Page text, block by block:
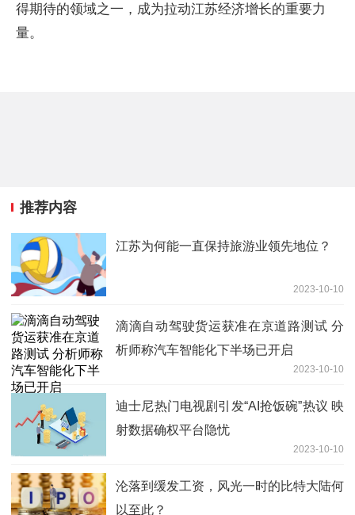
得期待的领域之一，成为拉动江苏经济增长的重要力
量。
推荐内容
江苏为何能一直保持旅游业领先地位？
2023-10-10
滴滴自动驾驶货运获准在京道路测试 分
析师称汽车智能化下半场已开启
2023-10-10
迪士尼热门电视剧引发“AI抢饭碗”热议 映
射数据确权平台隐忧
2023-10-10
沦落到缓发工资，风光一时的比特大陆何
以至此？